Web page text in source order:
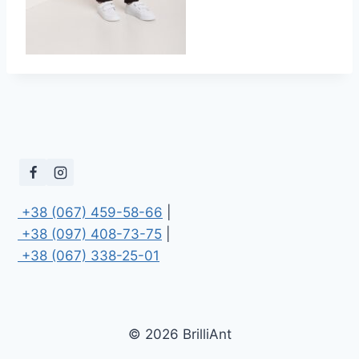
+38 (067) 459-58-66
+38 (097) 408-73-75
+38 (067) 338-25-01
© 2026 BrilliAnt